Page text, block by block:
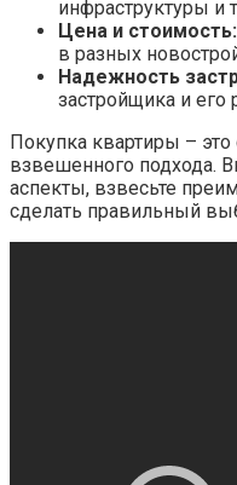
инфраструктуры и
Цена и стоимость:
в разных
Надежность
застройщика и его
Покупка квартиры –
взвешенного подхода.
аспекты, взвесьте
сделать правильный